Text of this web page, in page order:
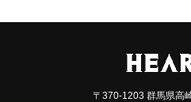
〒370-1203 群馬県高